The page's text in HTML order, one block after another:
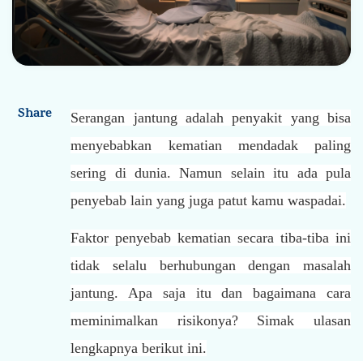
Tentang Kami
Karier
Kontak Kami
Share
Serangan jantung adalah penyakit yang bisa
menyebabkan kematian mendadak paling
sering di dunia. Namun selain itu ada pula
penyebab lain yang juga patut kamu waspadai.
Faktor penyebab kematian secara tiba-tiba ini
tidak selalu berhubungan dengan masalah
jantung. Apa saja itu dan bagaimana cara
meminimalkan risikonya? Simak ulasan
lengkapnya berikut ini.